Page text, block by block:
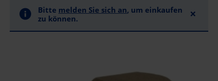
Bitte melden Sie sich an, um einkaufen
zu können.
×